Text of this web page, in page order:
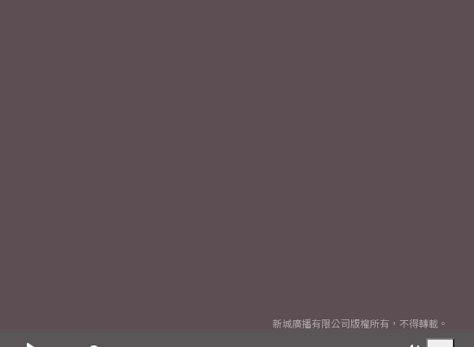
新城廣播有限公司版權所有，不得轉載。
2026© Metro Broadcast Corporation Limited. All rights reserved.